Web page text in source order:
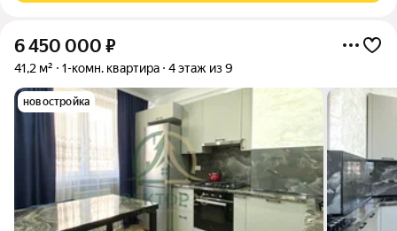
6 450 000 ₽
41,2 м² 1-комн. квартира 4 этаж из 9
новостройка